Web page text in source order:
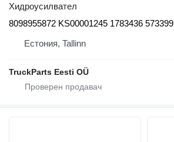
Хидроусилвател
8098955872 KS00001245 1783436 573399
Естония, Tallinn
TruckParts Eesti OÜ